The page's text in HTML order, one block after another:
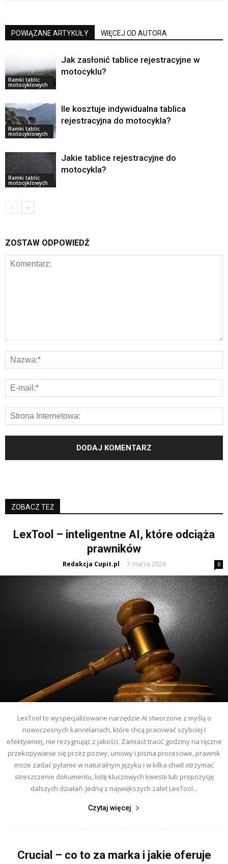
POWIĄZANE ARTYKUŁY WIĘCEJ OD AUTORA
Ramki tablic
motocyklowych
Jak zasłonić tablice rejestracyjne w
motocyklu?
Ramki tablic
motocyklowych
Ile kosztuje indywidualna tablica
rejestracyjna do motocykla?
Ramki tablic
motocyklowych
Jakie tablice rejestracyjne do
motocykla?
ZOSTAW ODPOWIEDŹ
ZOBACZ TEŻ
LexTool – inteligentne AI, które odciąża
prawników
Redakcja Cupit.pl - 7 marca 2026 0
LexTool to wyspecjalizowane narzędzie AI stworzone z myślą o
nowoczesnych kancelariach, które chcą pracować szybciej i
efektywniej, nie rezygnując z jakości. Zamiast tracić godziny na ręczne
przekopywanie się przez pozwy, umowy i pisma procesowe, prawnik
może zadać pytanie w naturalnym języku i w kilka chwil otrzymać
streszczenie dokumentu, listę kluczowych kwestii lub propozycję
dalszych działań. Jedną z największych zalet LexTool...
Czytaj więcej
Crucial – co to za marka i jakie oferuje